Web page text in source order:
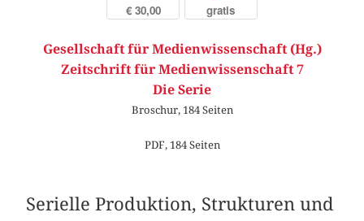
€ 30,00 gratis
Gesellschaft für Medienwissenschaft (Hg.)
Zeitschrift für Medienwissenschaft 7
Die Serie
Broschur, 184 Seiten
PDF, 184 Seiten
Serielle Produktion, Strukturen und